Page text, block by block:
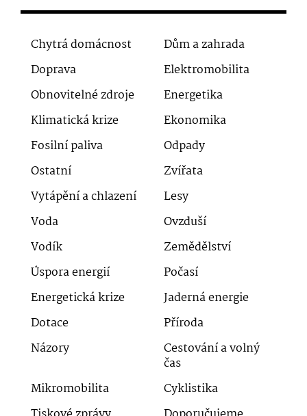
Chytrá domácnost
Dům a zahrada
Doprava
Elektromobilita
Obnovitelné zdroje
Energetika
Klimatická krize
Ekonomika
Fosilní paliva
Odpady
Ostatní
Zvířata
Vytápění a chlazení
Lesy
Voda
Ovzduší
Vodík
Zemědělství
Úspora energií
Počasí
Energetická krize
Jaderná energie
Dotace
Příroda
Názory
Cestování a volný
čas
Mikromobilita
Cyklistika